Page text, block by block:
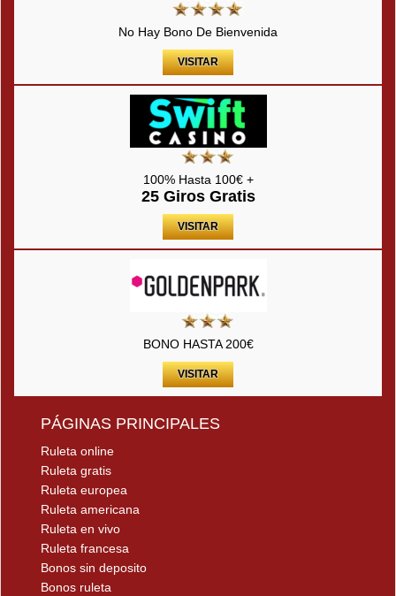
No Hay Bono De Bienvenida
VISITAR
100% Hasta 100€ +
25 Giros Gratis
VISITAR
BONO HASTA 200€
VISITAR
PÁGINAS PRINCIPALES
Ruleta online
Ruleta gratis
Ruleta europea
Ruleta americana
Ruleta en vivo
Ruleta francesa
Bonos sin deposito
Bonos ruleta